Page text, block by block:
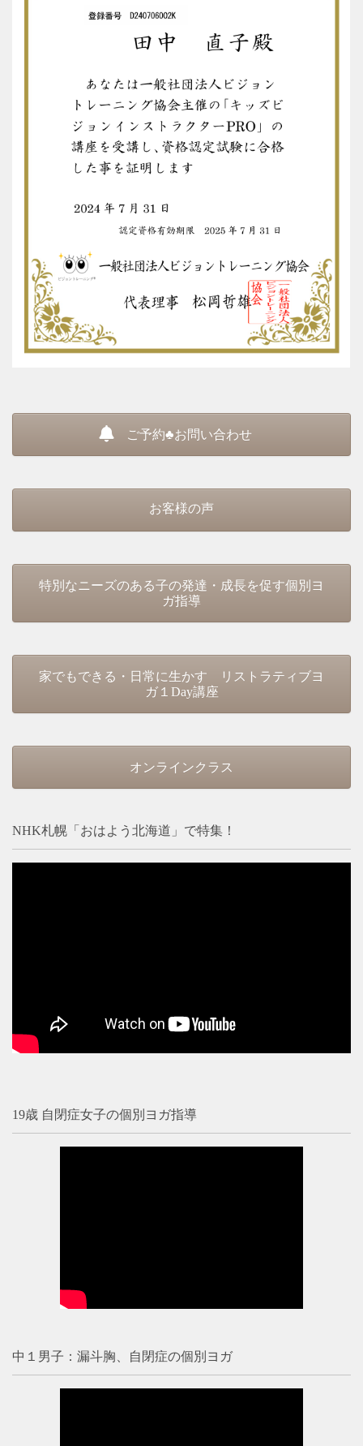
ご予約♣お問い合わせ
お客様の声
特別なニーズのある子の発達・成長を促す個別ヨ
ガ指導
家でもできる・日常に生かす リストラティブヨ
ガ１Day講座
オンラインクラス
NHK札幌「おはよう北海道」で特集！
19歳 自閉症女子の個別ヨガ指導
中１男子：漏斗胸、自閉症の個別ヨガ